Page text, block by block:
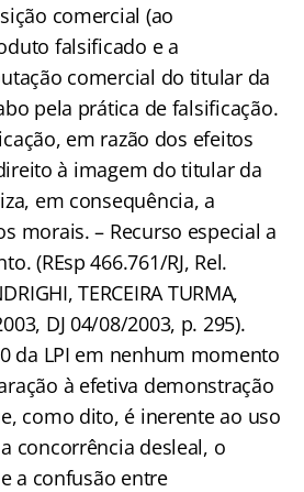
comercial (ao
falsificado e a
comercial do titular da
pela prática de falsificação.
em razão dos efeitos
à imagem do titular da
em consequência, a
morais. – Recurso especial a
(REsp 466.761/RJ, Rel.
TERCEIRA TURMA,
DJ 04/08/2003, p. 295).
da LPI em nenhum momento
à efetiva demonstração
como dito, é inerente ao uso
concorrência desleal, o
a confusão entre